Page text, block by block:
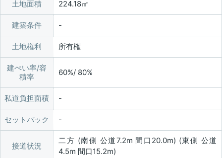
土地面積 224.18㎡
建築条件
土地権利 所有権
建ぺい率/容
積率
60%/ 80%
私道負担面積
セットバック
接道状況
二方 (南側 公道7.2m 間口20.0m) (東側 公道
4.5m 間口15.2m)